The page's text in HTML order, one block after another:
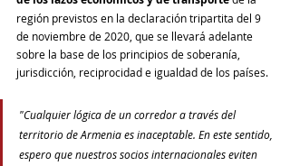
región previstos en la declaración tripartita del 9
de noviembre de 2020, que se llevará adelante
sobre la base de los principios de soberanía,
jurisdicción, reciprocidad e igualdad de los países.
"Cualquier lógica de un corredor a través del
territorio de Armenia es inaceptable. En este sentido,
espero que nuestros socios internacionales eviten